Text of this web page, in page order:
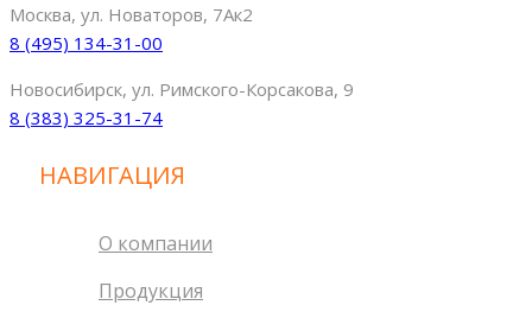
Москва, ул. Новаторов, 7Ак2
8 (495) 134-31-00
Новосибирск, ул. Римского-Корсакова, 9
8 (383) 325-31-74
НАВИГАЦИЯ
О компании
Продукция